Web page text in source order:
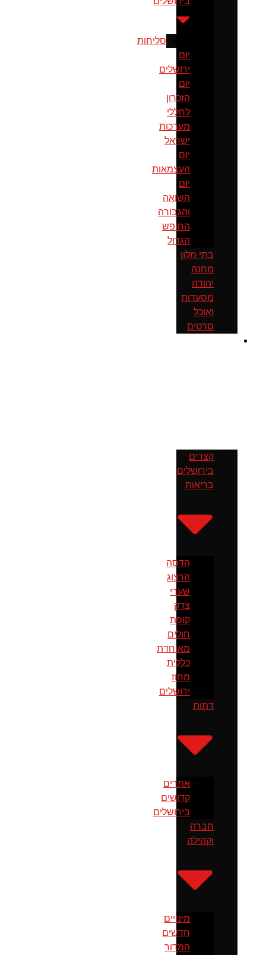
סליחות
יום
ירושלים
יום
הזכרון
לחללי
מערכות
ישראל
יום
העצמאות
יום
השואה
והגבורה
החופש
הגדול
בתי מלון
מחנה
יהודה
מסעדות
ואוכל
סרטים
קצרים
בירושלים
בריאות
הדסה
הרצוג
שערי
צדק
קופת
חולים
מאוחדת
כללית
מחוז
ירושלים
דתות
אתרים
קדושים
בירושלים
חברה
וקהילה
מינויים
חדשים
המדור